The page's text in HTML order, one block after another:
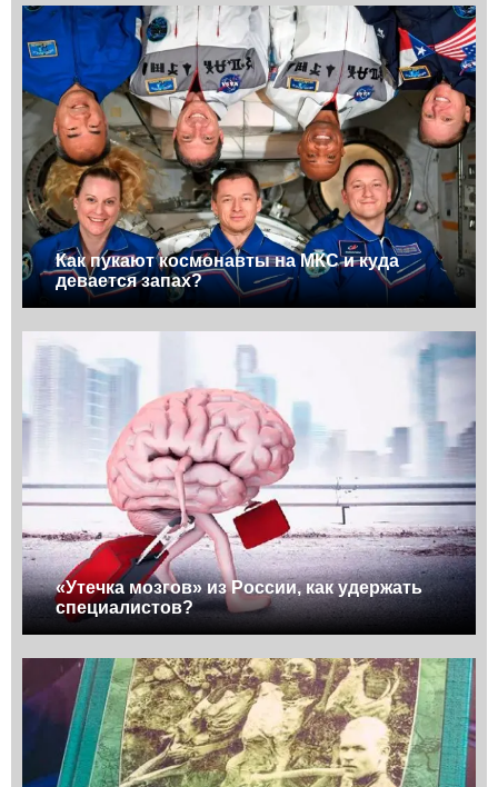
Как пукают космонавты на МКС и куда
девается запах?
«Утечка мозгов» из России, как удержать
специалистов?